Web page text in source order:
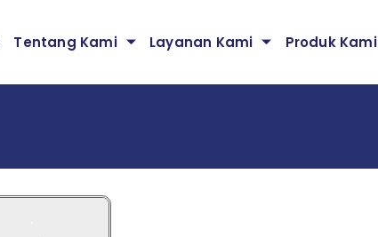
Tentang Kami Layanan Kami Produk Kami